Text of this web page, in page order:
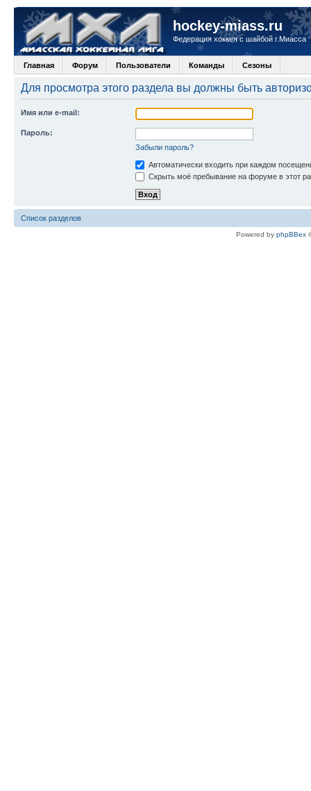
hockey-miass.ru
Федерация хоккея с шайбой г.Миасса
Главная Форум Пользователи Команды Сезоны
Для просмотра этого раздела вы должны быть
Имя или e-mail:
Пароль:
Забыли пароль?
Автоматически входить при каждом
Скрыть моё пребывание на форуме в этот
Список разделов
Powered by phpBBex